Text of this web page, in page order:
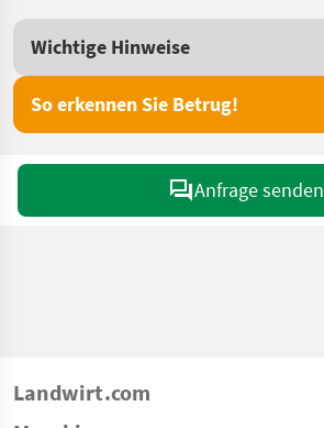
Wichtige Hinweise
So erkennen Sie Betrug!
Anfrage senden
Landwirt.com